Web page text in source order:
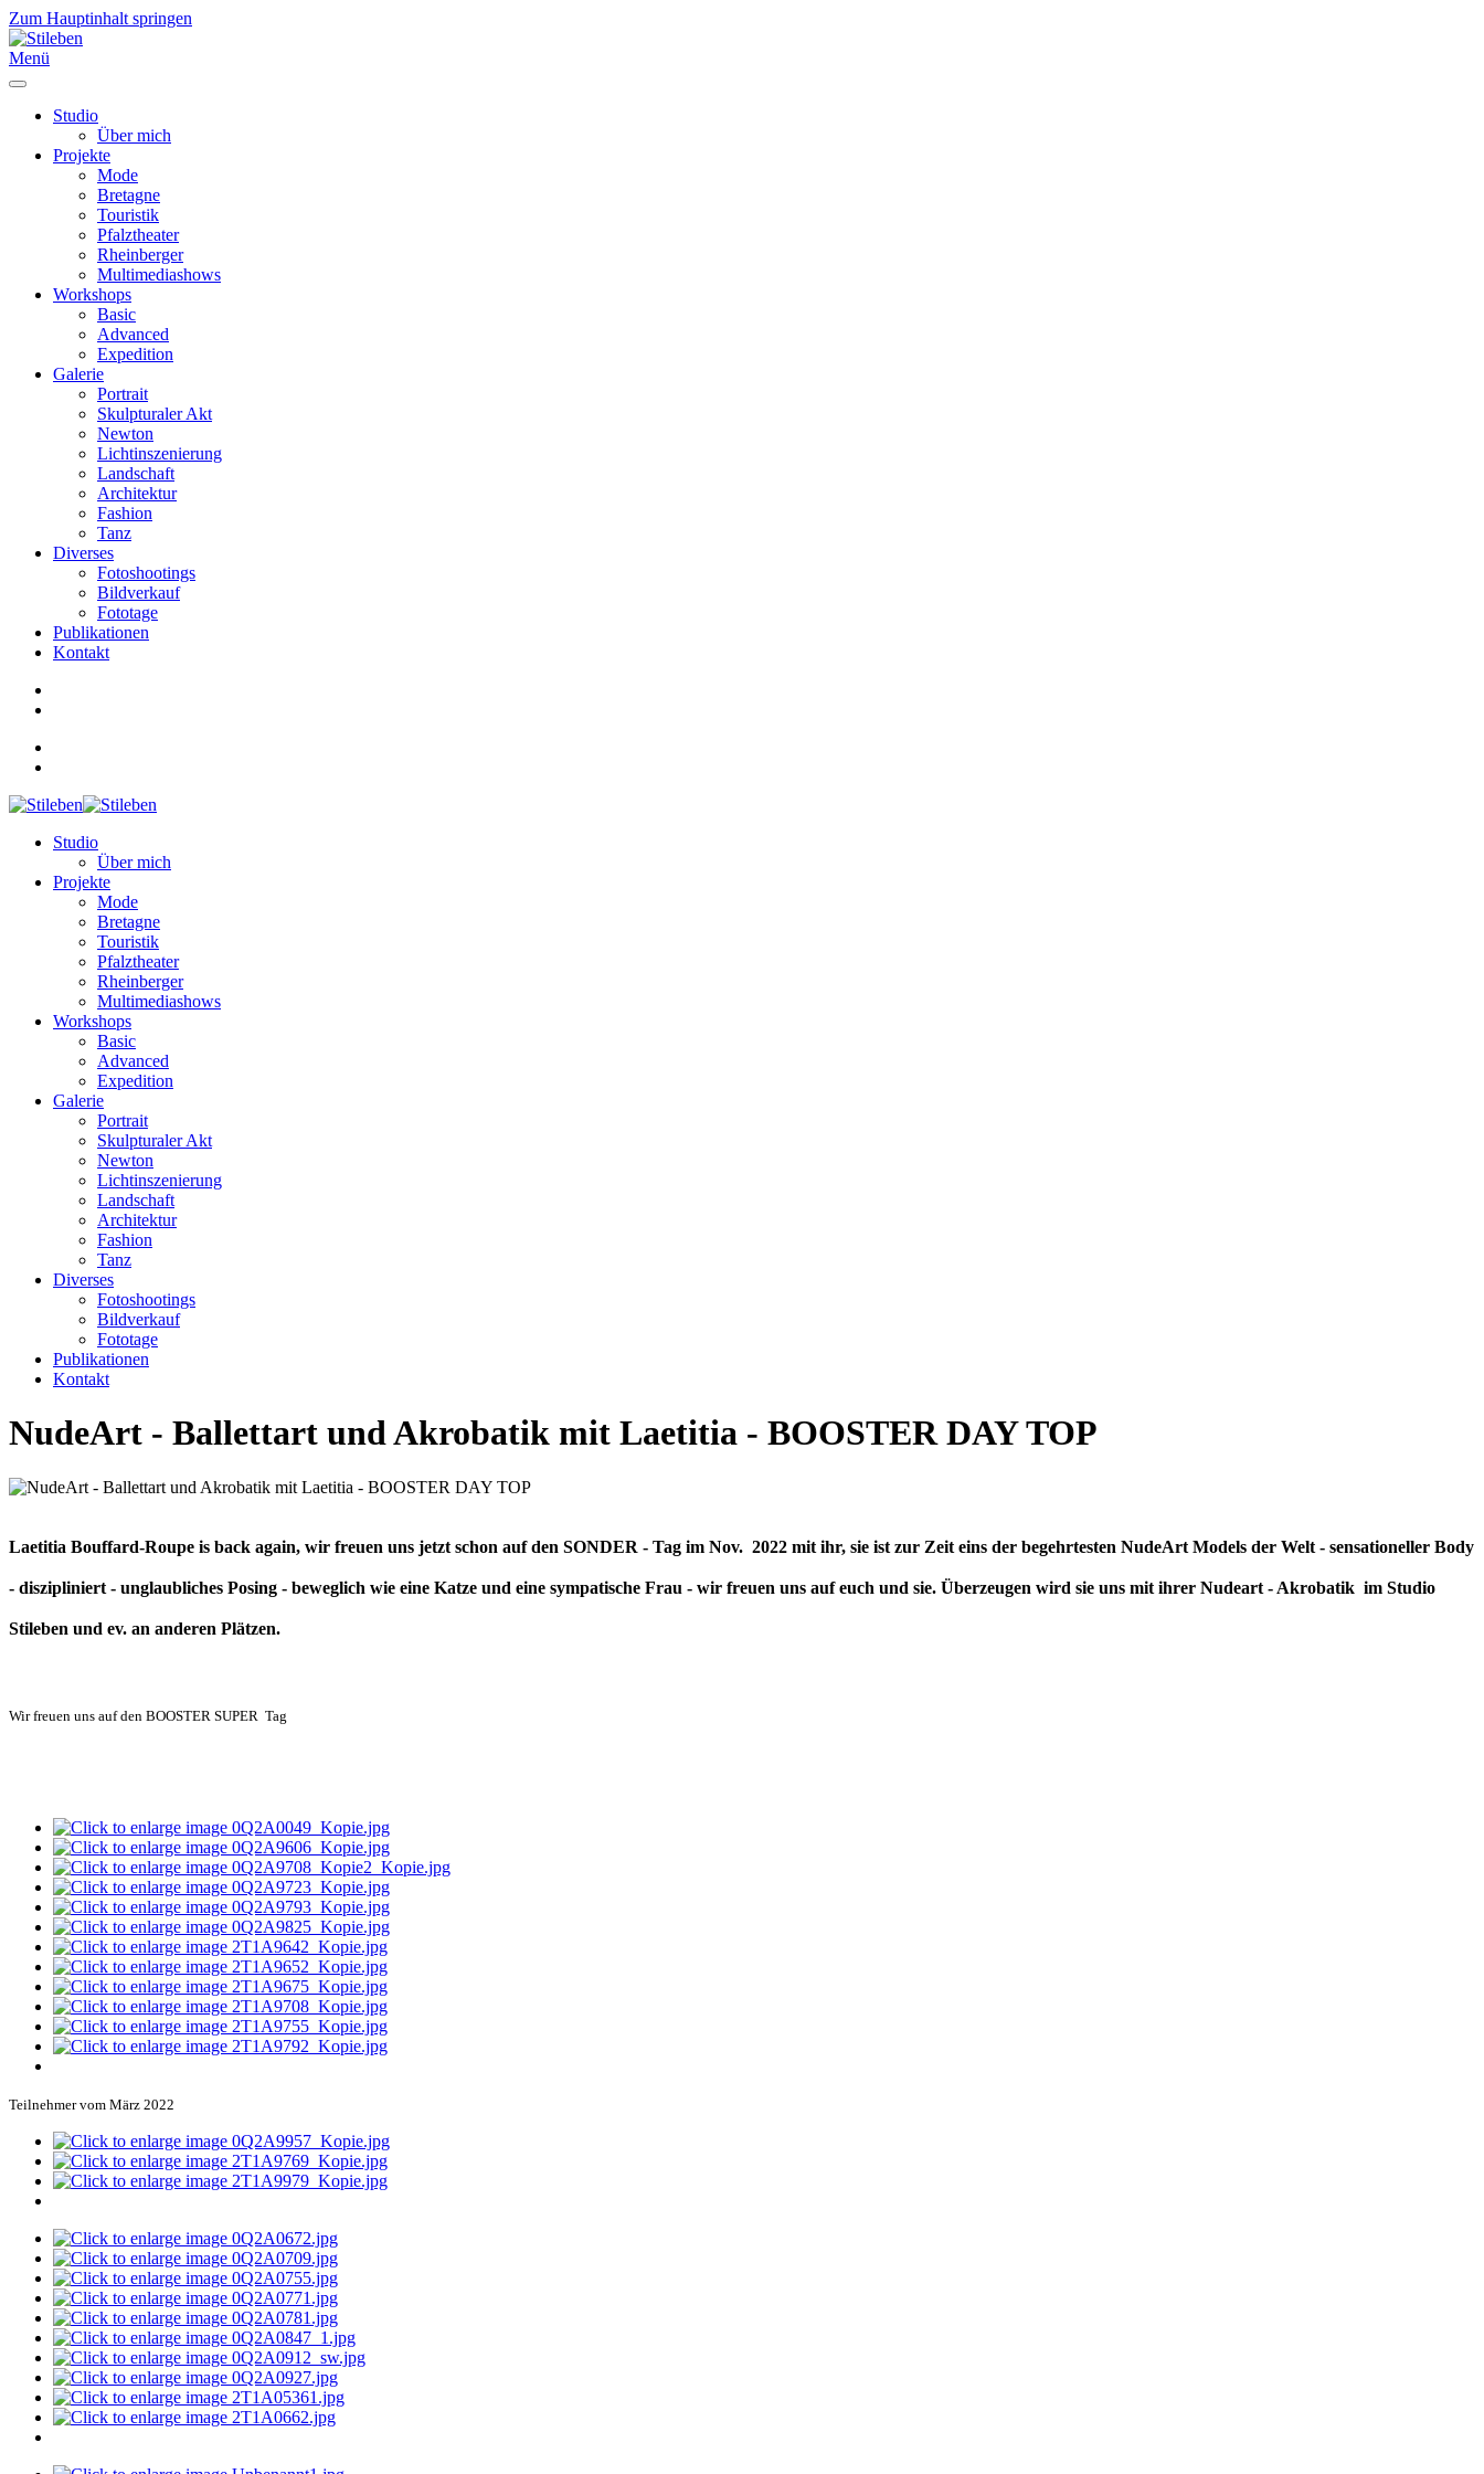
Zum Hauptinhalt springen
Menü
Studio
Über mich
Projekte
Mode
Bretagne
Touristik
Pfalztheater
Rheinberger
Multimediashows
Workshops
Basic
Advanced
Expedition
Galerie
Portrait
Skulpturaler Akt
Newton
Lichtinszenierung
Landschaft
Architektur
Fashion
Tanz
Diverses
Fotoshootings
Bildverkauf
Fototage
Publikationen
Kontakt
Studio
Über mich
Projekte
Mode
Bretagne
Touristik
Pfalztheater
Rheinberger
Multimediashows
Workshops
Basic
Advanced
Expedition
Galerie
Portrait
Skulpturaler Akt
Newton
Lichtinszenierung
Landschaft
Architektur
Fashion
Tanz
Diverses
Fotoshootings
Bildverkauf
Fototage
Publikationen
Kontakt
NudeArt - Ballettart und Akrobatik mit Laetitia - BOOSTER DAY TOP
Laetitia Bouffard-Roupe is back again, wir freuen uns jetzt schon auf den SONDER - Tag im Nov. 2022 mit ihr, sie ist zur Zeit eins der begehrtesten NudeArt Models der Welt - sensationeller Body
- diszipliniert - unglaubliches Posing - beweglich wie eine Katze und eine sympatische Frau - wir freuen uns auf euch und sie. Überzeugen wird sie uns mit ihrer Nudeart - Akrobatik im Studio
Stileben und ev. an anderen Plätzen.
Wir freuen uns auf den BOOSTER SUPER Tag
Teilnehmer vom März 2022